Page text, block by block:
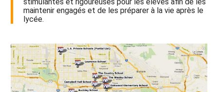
maintenir engagés et de les préparer à la vie après le
lycée.